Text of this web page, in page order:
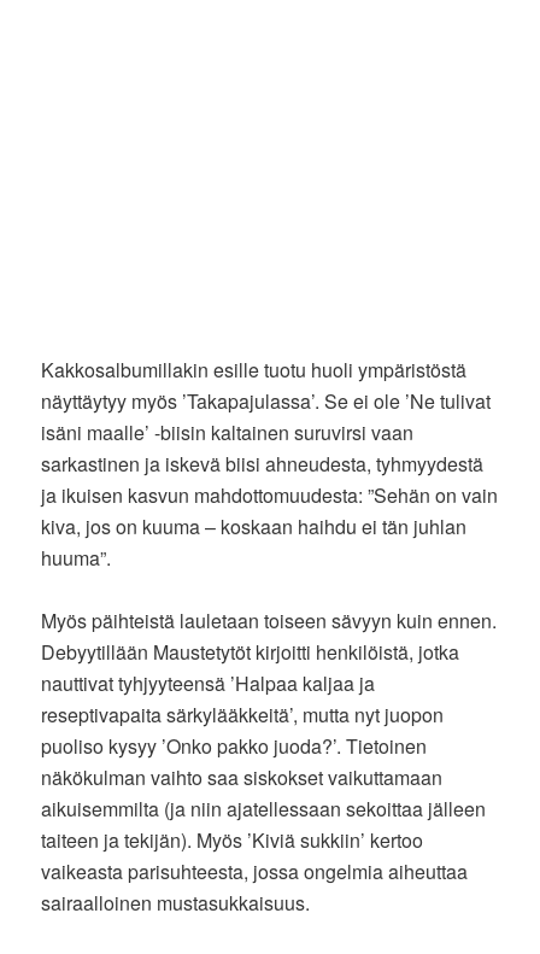
Kakkosalbumillakin esille tuotu huoli ympäristöstä
näyttäytyy myös ’Takapajulassa’. Se ei ole ’Ne tulivat
isäni maalle’ -biisin kaltainen suruvirsi vaan
sarkastinen ja iskevä biisi ahneudesta, tyhmyydestä
ja ikuisen kasvun mahdottomuudesta: ”Sehän on vain
kiva, jos on kuuma – koskaan haihdu ei tän juhlan
huuma”.
Myös päihteistä lauletaan toiseen sävyyn kuin ennen.
Debyytillään Maustetytöt kirjoitti henkilöistä, jotka
nauttivat tyhjyyteensä ’Halpaa kaljaa ja
reseptivapaita särkylääkkeitä’, mutta nyt juopon
puoliso kysyy ’Onko pakko juoda?’. Tietoinen
näkökulman vaihto saa siskokset vaikuttamaan
aikuisemmilta (ja niin ajatellessaan sekoittaa jälleen
taiteen ja tekijän). Myös ’Kiviä sukkiin’ kertoo
vaikeasta parisuhteesta, jossa ongelmia aiheuttaa
sairaalloinen mustasukkaisuus.